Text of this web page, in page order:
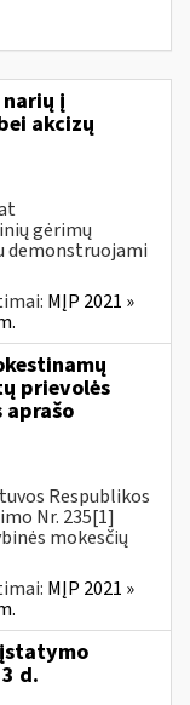
į
akcizų
gėrimų
demonstruojami
MĮP 2021 »
prievolės
Respublikos
Nr. 235[1]
mokesčių
MĮP 2021 »
d.